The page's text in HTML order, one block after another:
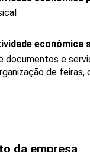
econômica
documentos e
de
da empresa